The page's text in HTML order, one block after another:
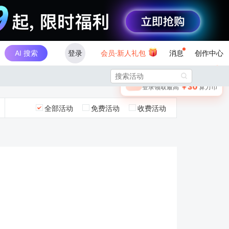
AI 搜索 登录 会员·新人礼包 消息 创作中心
🎁 未登录
登录领取最高￥30算力币

全部活动 免费活动 收费活动